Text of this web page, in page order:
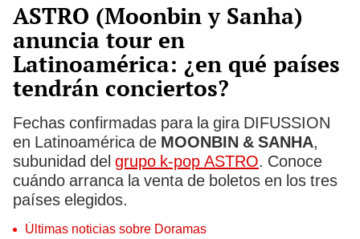
ASTRO (Moonbin y Sanha)
anuncia tour en
Latinoamérica: ¿en qué países
tendrán conciertos?
Fechas confirmadas para la gira DIFUSSION
en Latinoamérica de MOONBIN & SANHA,
subunidad del grupo k-pop ASTRO. Conoce
cuándo arranca la venta de boletos en los tres
países elegidos.
Últimas noticias sobre Doramas